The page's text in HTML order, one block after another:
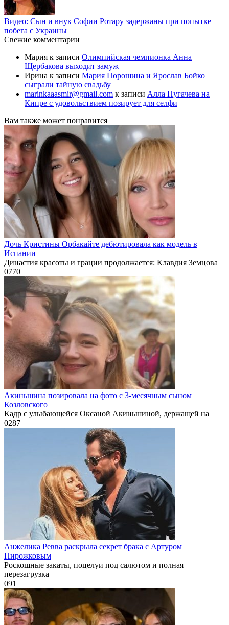
Видео: Сын и внук Софии Ротару задержаны при попытке
побега с Украины
Свежие комментарии
Мария к записи Олимпийская чемпионка Анна
Щербакова выходит замуж
Ирина к записи Мария Порошина и Ярослав Бойко
сыграли тайную свадьбу
marinkaaasmir@gmail.com к записи Алла Пугачева на
Кипре с удовольствием позирует для селфи
Вам также может понравится
Дочь Кристины Орбакайте дебютировала как модель в
Испании
Династия красоты и грации продолжается: Клавдия Земцова
0770
Акиньшина позировала на фото с 3-месячным сыном
Козловского
Кадр с улыбающейся Оксаной Акиньшиной, держащей на
0287
Анжелика Ревва раскрыла секрет брака с Артуром
Пирожковым
Роскошные закаты, поцелуи под салютом и полная
перезагрузка
091